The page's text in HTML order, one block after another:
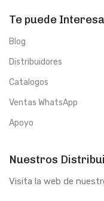
Te puede
Blog
Distribuidores
Catalogos
Ventas WhatsApp
Apoyo
Nuestros
Visita la web de